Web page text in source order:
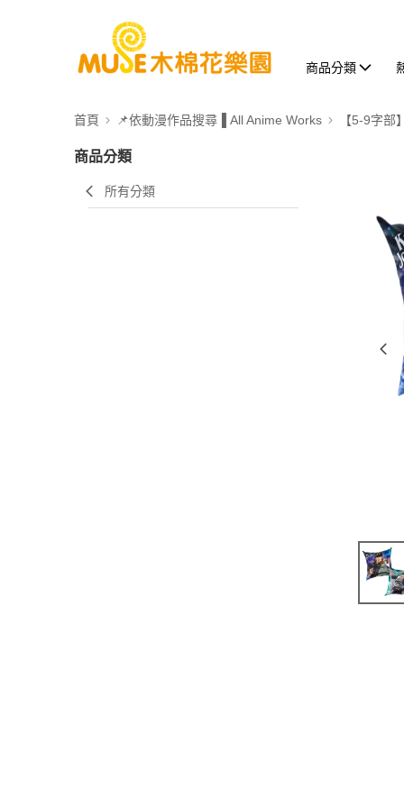
商品分類
首頁 📌依動漫作品搜尋▐ All Anime Works 【5-9字部
商品分類
所有分類